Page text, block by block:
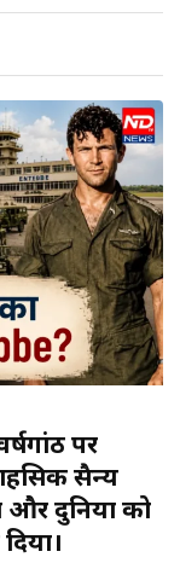
पर
सैन्य
दुनिया को